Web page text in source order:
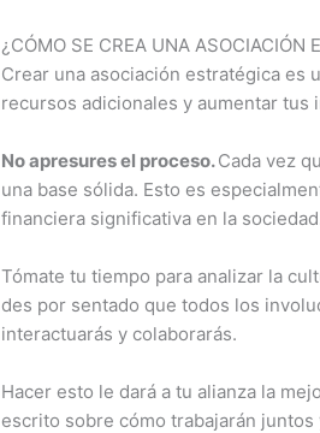
¿CÓMO SE CREA UNA ASOCIACIÓN
Crear una asociación estratégica es
recursos adicionales y aumentar
No apresures el proceso.Cada vez
una base sólida. Esto es
financiera significativa en la
Tómate tu tiempo para analizar la
des por sentado que todos los
interactuarás y colaborarás.
Hacer esto le dará a tu alianza la
escrito sobre cómo trabajarán juntos